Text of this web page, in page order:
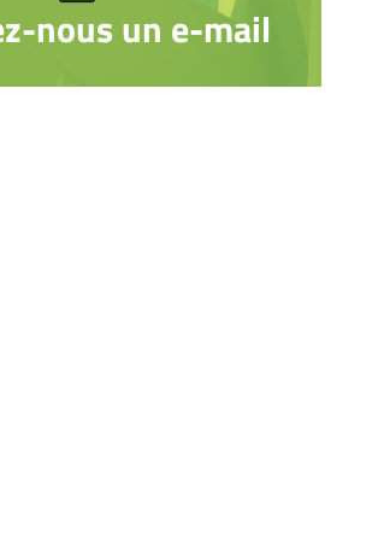
nous un e-mail